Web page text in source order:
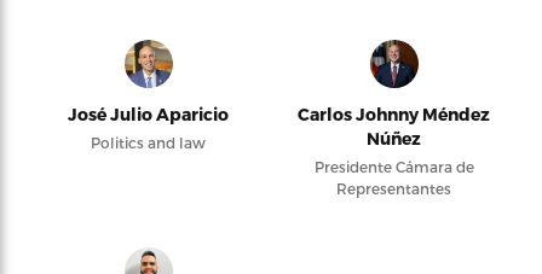
José Julio Aparicio
Politics and law
Carlos Johnny Méndez
Núñez
Presidente Cámara de
Representantes